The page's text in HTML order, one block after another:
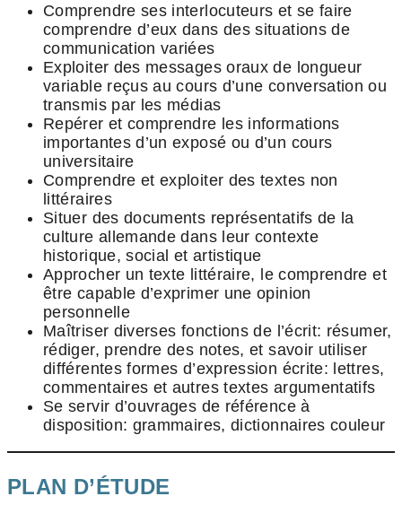
Comprendre ses interlocuteurs et se faire
comprendre d’eux dans des situations de
communication variées
Exploiter des messages oraux de longueur
variable reçus au cours d’une conversation ou
transmis par les médias
Repérer et comprendre les informations
importantes d’un exposé ou d’un cours
universitaire
Comprendre et exploiter des textes non
littéraires
Situer des documents représentatifs de la
culture allemande dans leur contexte
historique, social et artistique
Approcher un texte littéraire, le comprendre et
être capable d’exprimer une opinion
personnelle
Maîtriser diverses fonctions de l’écrit: résumer,
rédiger, prendre des notes, et savoir utiliser
différentes formes d’expression écrite: lettres,
commentaires et autres textes argumentatifs
Se servir d’ouvrages de référence à
disposition: grammaires, dictionnaires couleur
PLAN D’ÉTUDE